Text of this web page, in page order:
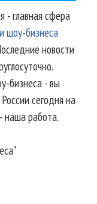
- главная сфера
шоу-бизнеса
новости
бизнеса - вы
сегодня на
наша работа.